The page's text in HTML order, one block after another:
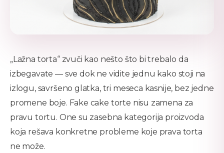
„Lažna torta“ zvuči kao nešto što bi trebalo da
izbegavate — sve dok ne vidite jednu kako stoji na
izlogu, savršeno glatka, tri meseca kasnije, bez jedne
promene boje. Fake cake torte nisu zamena za
pravu tortu. One su zasebna kategorija proizvoda
koja rešava konkretne probleme koje prava torta
ne može.